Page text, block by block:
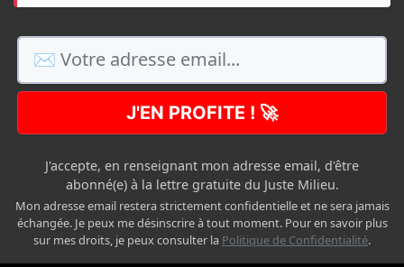
J'EN PROFITE ! 🚀
J'accepte, en renseignant mon adresse email, d'être
abonné(e) à la lettre gratuite du Juste Milieu.
Mon adresse email restera strictement confidentielle et ne sera jamais
échangée. Je peux me désinscrire à tout moment. Pour en savoir plus
sur mes droits, je peux consulter la Politique de Confidentialité.